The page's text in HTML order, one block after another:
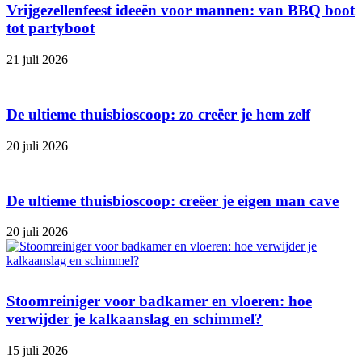
Vrijgezellenfeest ideeën voor mannen: van BBQ boot
tot partyboot
21 juli 2026
De ultieme thuisbioscoop: zo creëer je hem zelf
20 juli 2026
De ultieme thuisbioscoop: creëer je eigen man cave
20 juli 2026
Stoomreiniger voor badkamer en vloeren: hoe
verwijder je kalkaanslag en schimmel?
15 juli 2026